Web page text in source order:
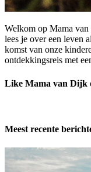
Welkom op Mama
lees je over een leven
komst van onze
ontdekkingsreis met
Like Mama van Dijk
Meest recente